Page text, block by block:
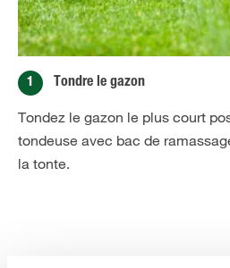
1 Tondre le gazon
Tondez le gazon le plus court
tondeuse avec bac de
la tonte.